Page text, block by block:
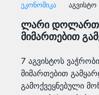
ᲔᲙᲝᲜᲝᲛᲘᲙᲐ
ლარი
მიმართებით
7 აგვისტოს
მიმართებით
გამოქვეყნებული